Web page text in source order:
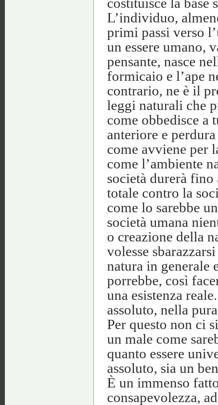
L’individuo,
primi passi verso
un essere umano,
pensante, nasce
formicaio e l’ape
contrario, ne è il
leggi naturali che
come obbedisce a
anteriore e
come avviene per
come l’ambiente
società durerà
totale contro la
come lo sarebbe
società umana
o creazione della
volesse
natura in generale
porrebbe, così
una esistenza
assoluto, nella
Per questo non ci
un male come
quanto essere
assoluto, sia un
È un immenso
consapevolezza,